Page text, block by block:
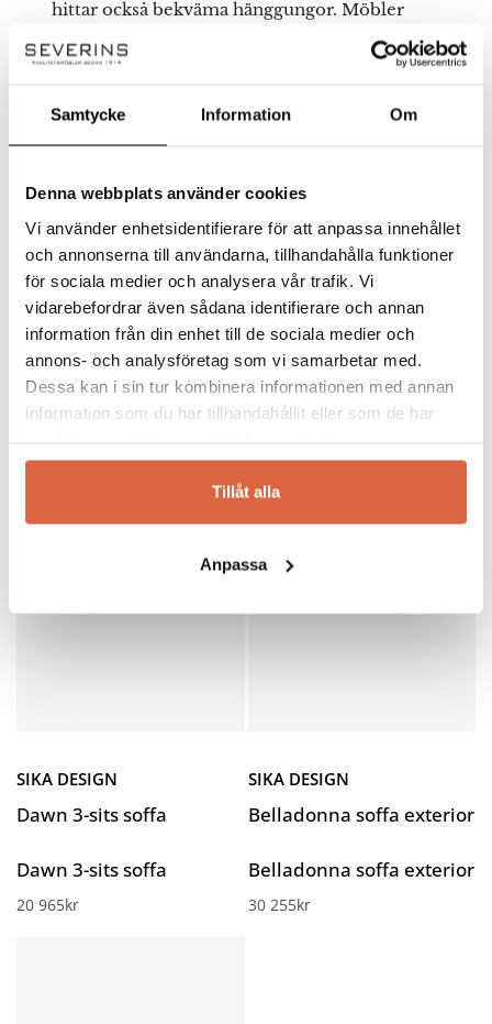
Samtycke Information Om
Denna webbplats använder cookies
Vi använder enhetsidentifierare för att anpassa innehållet
och annonserna till användarna, tillhandahålla funktioner
för sociala medier och analysera vår trafik. Vi
vidarebefordrar även sådana identifierare och annan
information från din enhet till de sociala medier och
annons- och analysföretag som vi samarbetar med.
Dessa kan i sin tur kombinera informationen med annan
information som du har tillhandahållit eller som de har
Tillåt alla
Anpassa
hittar också bekväma hänggungor. Möbler
ögonen på och det går lika bra att enbart köpa
med ett matchande bord. Gör möblerna
Du hittar alla utemöbler i rotting online eller i
våra butiker i Jönköping och Halmstad.
Se allt från Sika Design
Du kanske också gillar …
SIKA DESIGN
Dawn 3-sits soffa
Dawn 3-sits soffa
20 965kr
SIKA DESIGN
Belladonna soffa exterior
Belladonna soffa exterior
30 255kr